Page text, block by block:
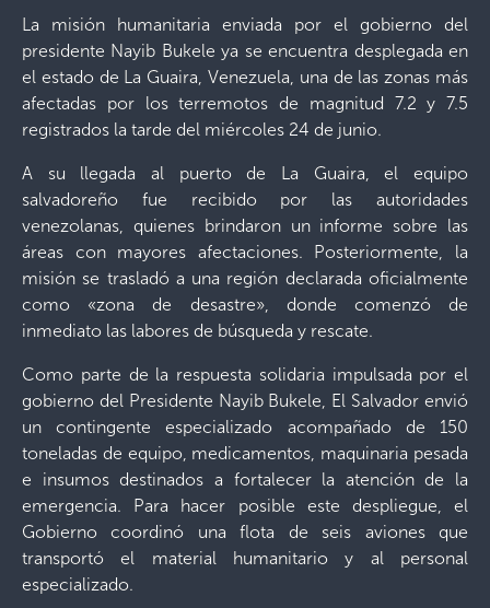
La misión humanitaria enviada por el gobierno del
presidente Nayib Bukele ya se encuentra desplegada en
el estado de La Guaira, Venezuela, una de las zonas más
afectadas por los terremotos de magnitud 7.2 y 7.5
registrados la tarde del miércoles 24 de junio.
A su llegada al puerto de La Guaira, el equipo
salvadoreño fue recibido por las autoridades
venezolanas, quienes brindaron un informe sobre las
áreas con mayores afectaciones. Posteriormente, la
misión se trasladó a una región declarada oficialmente
como «zona de desastre», donde comenzó de
inmediato las labores de búsqueda y rescate.
Como parte de la respuesta solidaria impulsada por el
gobierno del Presidente Nayib Bukele, El Salvador envió
un contingente especializado acompañado de 150
toneladas de equipo, medicamentos, maquinaria pesada
e insumos destinados a fortalecer la atención de la
emergencia. Para hacer posible este despliegue, el
Gobierno coordinó una flota de seis aviones que
transportó el material humanitario y al personal
especializado.